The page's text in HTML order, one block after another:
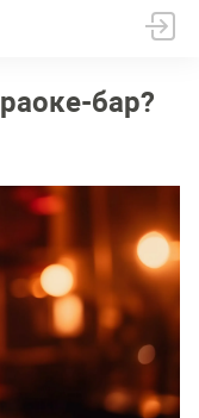
бар?